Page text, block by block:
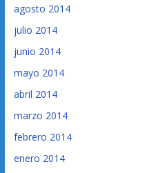
agosto 2014
julio 2014
junio 2014
mayo 2014
abril 2014
marzo 2014
febrero 2014
enero 2014